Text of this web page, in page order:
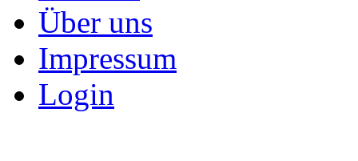
Über uns
Impressum
Login